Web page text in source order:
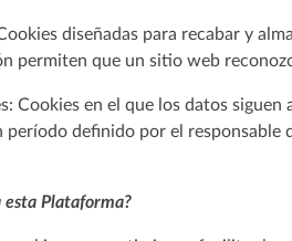
diseñadas para recabar y
permiten que un sitio web
Cookies en el que los datos
definido por el responsable
esta Plataforma?